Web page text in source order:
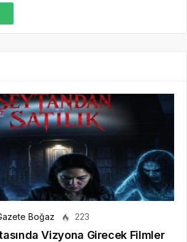
Boğaz 223
Vizyona Girecek Filmler